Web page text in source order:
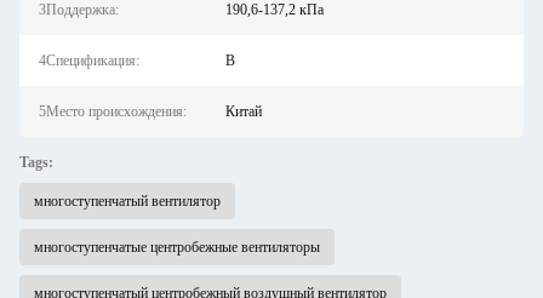
3Поддержка: 190,6-137,2 кПа
4Спецификация: В
5Место происхождения: Китай
Tags:
многоступенчатый вентилятор
многоступенчатые центробежные вентиляторы
многоступенчатый центробежный воздушный вентилятор